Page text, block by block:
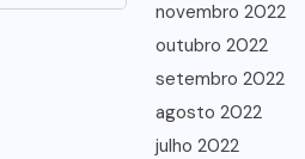
novembro 2022
outubro 2022
setembro 2022
agosto 2022
julho 2022